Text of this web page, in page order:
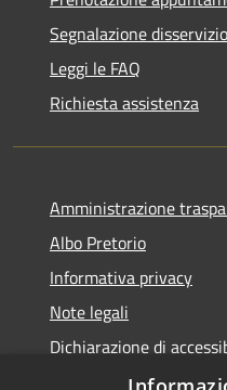
Segnalazione disservizio
Leggi le FAQ
Richiesta assistenza
Amministrazione
Albo Pretorio
Informativa privacy
Note legali
Dichiarazione di
Dichiarazione di